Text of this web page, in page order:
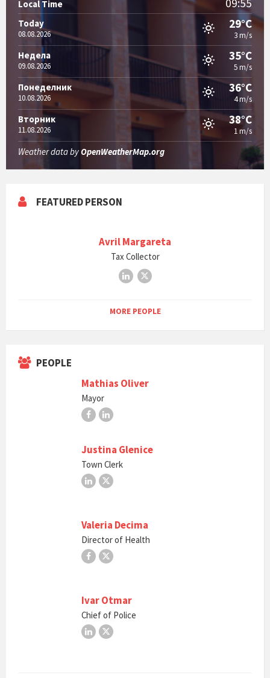
Local Time 09:55
Today
08.08.2026
29°C
3 m/s
Недела
09.08.2026
35°C
5 m/s
Понеделник
10.08.2026
36°C
4 m/s
Вторник
11.08.2026
38°C
1 m/s
Weather data byOpenWeatherMap.org
FEATURED PERSON
Avril Margareta
Tax Collector
LinkedIn
X
MORE PEOPLE
PEOPLE
Mathias Oliver
Mayor
FacebookLinkedIn
Justina Glenice
Town Clerk
LinkedIn
X
Valeria Decima
Director of Health
Facebook
X
Ivar Otmar
Chief of Police
LinkedIn
X